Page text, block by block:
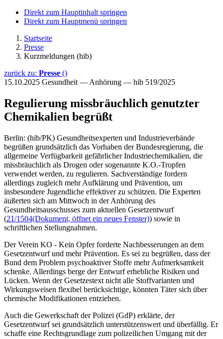
Direkt zum Hauptinhalt springen
Direkt zum Hauptmenü springen
Startseite
Presse
Kurzmeldungen (hib)
zurück zu: Presse ()
15.10.2025 Gesundheit — Anhörung — hib 519/2025
Regulierung missbräuchlich genutzter
Chemikalien begrüßt
Berlin: (hib/PK) Gesundheitsexperten und Industrieverbände
begrüßen grundsätzlich das Vorhaben der Bundesregierung, die
allgemeine Verfügbarkeit gefährlicher Industriechemikalien, die
missbräuchlich als Drogen oder sogenannte K.O.-Tropfen
verwendet werden, zu regulieren. Sachverständige fordern
allerdings zugleich mehr Aufklärung und Prävention, um
insbesondere Jugendliche effektiver zu schützen. Die Experten
äußerten sich am Mittwoch in der Anhörung des
Gesundheitsausschusses zum aktuellen Gesetzentwurf
(21/1504(Dokument, öffnet ein neues Fenster)) sowie in
schriftlichen Stellungnahmen.
Der Verein KO - Kein Opfer forderte Nachbesserungen an dem
Gesetzentwurf und mehr Prävention. Es sei zu begrüßen, dass der
Bund dem Problem psychoaktiver Stoffe mehr Aufmerksamkeit
schenke. Allerdings berge der Entwurf erhebliche Risiken und
Lücken. Wenn der Gesetzestext nicht alle Stoffvarianten und
Wirkungsweisen flexibel berücksichtige, könnten Täter sich über
chemische Modifikationen entziehen.
Auch die Gewerkschaft der Polizei (GdP) erklärte, der
Gesetzentwurf sei grundsätzlich unterstützenswert und überfällig. Er
schaffe eine Rechtsgrundlage zum polizeilichen Umgang mit der